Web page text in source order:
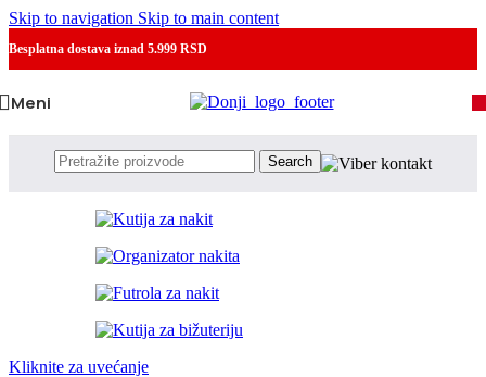
Skip to navigation Skip to main content
Besplatna dostava iznad 5.999 RSD
Meni
Search
Kliknite za uvećanje